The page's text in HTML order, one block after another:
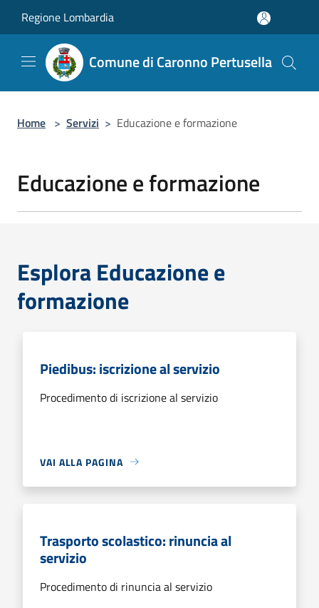
Regione Lombardia
Comune di Caronno Pertusella
Home > Servizi > Educazione e formazione
Educazione e formazione
Esplora Educazione e
formazione
Piedibus: iscrizione al servizio
Procedimento di iscrizione al servizio
VAI ALLA PAGINA
Trasporto scolastico: rinuncia al
servizio
Procedimento di rinuncia al servizio